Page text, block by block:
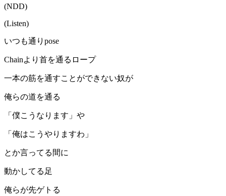
(NDD)
(Listen)
いつも通りpose
Chainより首を通るロープ
一本の筋を通すことができない奴が
俺らの道を通る
「僕こうなります」や
「俺はこうやりますわ」
とか言ってる間に
動かしてる足
俺らが先ゲトる